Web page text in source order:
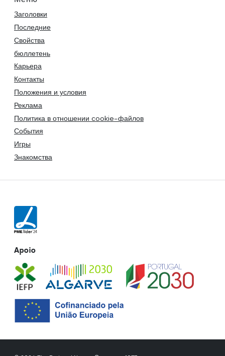
Заголовки
Последние
Свойства
бюллетень
Карьера
Контакты
Положения и условия
Реклама
Политика в отношении cookie-файлов
События
Игры
Знакомства
Apoio